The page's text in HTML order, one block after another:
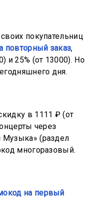
покупательниц
заказ,
и 25% (от 13000). Но
дня.
в 1111 ₽ (от
через
(раздел
многоразовый.
на первый